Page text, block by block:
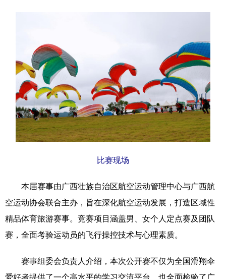
台湾 教育
科技 体育 文化
健康 军事 访谈 视频
图片 中央文件 金融 汽车
食品 人居 信息化 乡村振兴
悦读 公益 书画 一带一路
亚太网 上市公司 文化产业
地方频道
比赛现场
本届赛事由广西壮族自治区航空运动管理中心与广西航
空运动协会联合主办，旨在深化航空运动发展，打造区域性
精品体育旅游赛事。竞赛项目涵盖男、女个人定点赛及团队
赛，全面考验运动员的飞行操控技术与心理素质。
赛事组委会负责人介绍，本次公开赛不仅为全国滑翔伞